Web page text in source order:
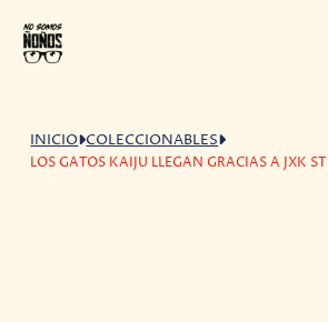
INICIO COLECCIONABLES
LOS GATOS KAIJU LLEGAN GRACIAS A JXK